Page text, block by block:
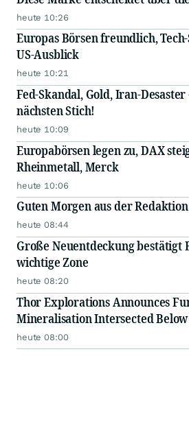
heute 10:26
Europas Börsen freundlich,
US-Ausblick
heute 10:21
Fed-Skandal, Gold, Iran-
nächsten Stich!
heute 10:09
Europabörsen legen zu, DAX
Rheinmetall, Merck
heute 10:06
Guten Morgen aus der
heute 08:44
Große Neuentdeckung bestätigt
wichtige Zone
heute 08:20
Thor Explorations Announces
Mineralisation Intersected
heute 08:00